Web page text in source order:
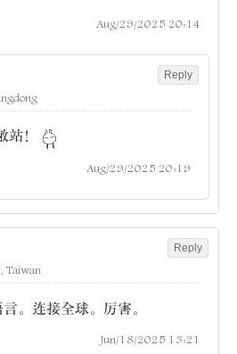
Aug/29/2025 20:14
Reply
站！
Aug/29/2025 20:19
Taiwan
Reply
。连接全球。厉害。
Jun/18/2025 13:21